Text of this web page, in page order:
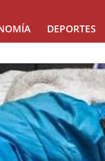
DEPORTES